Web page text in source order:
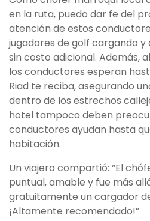
en la ruta, puedo dar fe del
atención de estos
jugadores de golf cargando y
sin costo adicional. Además,
los conductores esperan
Riad te reciba, asegurando
dentro de los estrechos
hotel tampoco deben
conductores ayudan hasta
habitación.
Un viajero compartió: “El
puntual, amable y fue más
gratuitamente un cargador
¡Altamente recomendado!”